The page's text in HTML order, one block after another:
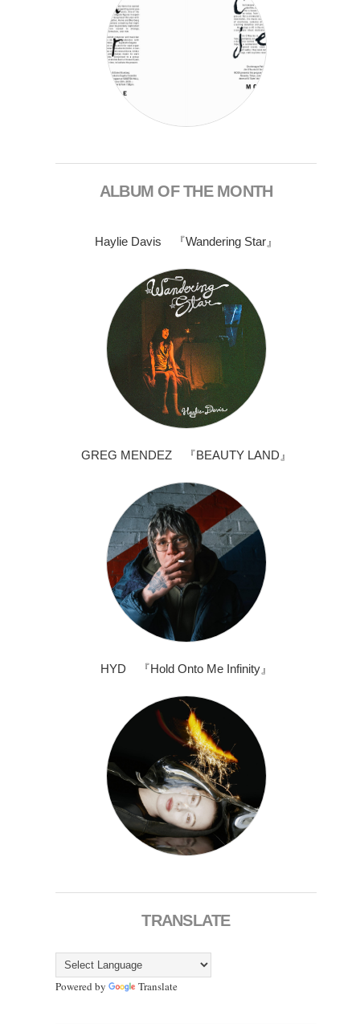
ALBUM OF THE MONTH
Haylie Davis 『Wandering Star』
GREG MENDEZ 『BEAUTY LAND』
HYD 『Hold Onto Me Infinity』
TRANSLATE
Powered by Translate